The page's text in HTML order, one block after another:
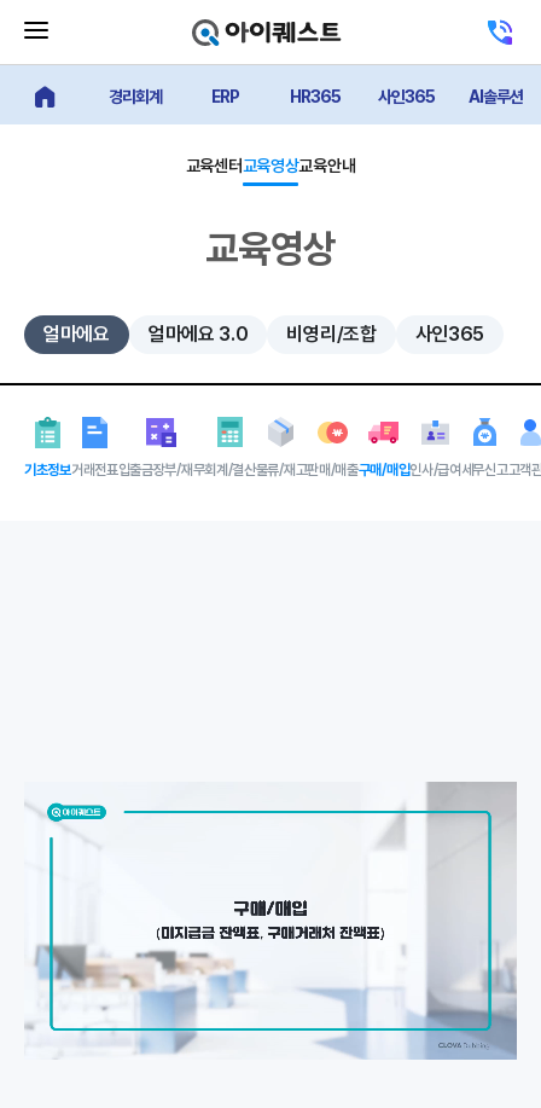
기
버
튼
센
터
얼마에요 메인경리회계 ERP HR365 사인365 AI솔루션
교육센터교육영상교육안내
교육영상
얼마에요 얼마에요 3.0 비영리/조합 사인365
기초정보거래전표입출금장부/재무회계/결산물류/재고판매/매출구매/매입인사/급여 세무신고고객